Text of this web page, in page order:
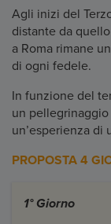
Agli inizi del
distante da
a Roma rimane
di ogni fedele.
In funzione del
un
un’esperienza di
PROPOSTA 4
1° Giorno